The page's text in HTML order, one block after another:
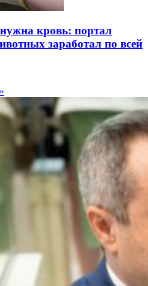
кровь: портал
заработал по всей